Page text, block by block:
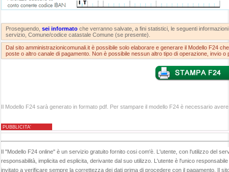
Proseguendo, sei informatoche verranno salvate, a fini statistici, le seguenti
servizio, Comune/codice catastale Comune (se presente).
Dal sito amministrazionicomunali.it è possibile solo elaborare e generare il Modello F24
poste o altro canale di pagamento. Non è possibile nessun altro tipo di operazione, invio o
Il Modello F24 sarà generato in formato pdf. Per stampare il modello F24 è necessario
PUBBLICITA'
Il "Modello F24 online" è un servizio gratuito fornito cosi com'è. L'utente, con l'utilizzo del
responsabilità, implicita ed esplicita, derivante dal suo utilizzo. L'utente è l'unico
invitato a verificare sempre la correttezza dei dati prima di procedere con il pagamento. Il